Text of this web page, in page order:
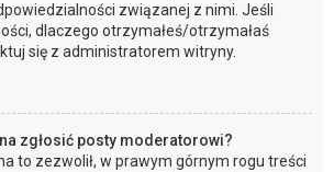
związanej z nimi. Jeśli
dlaczego otrzymałeś/otrzymałaś
się z administratorem witryny.
zgłosić posty moderatorowi?
to zezwolił, w prawym górnym rogu treści